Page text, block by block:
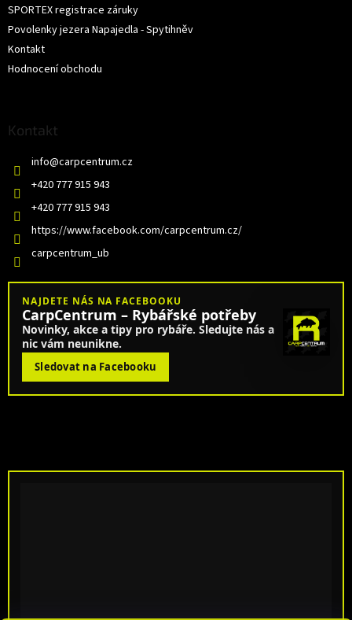
SPORTEX registrace záruky
Povolenky jezera Napajedla - Spytihněv
Kontakt
Hodnocení obchodu
Kontakt
info@carpcentrum.cz
+420 777 915 943
+420 777 915 943
https://www.facebook.com/carpcentrum.cz/
carpcentrum_ub
NAJDETE NÁS NA FACEBOOKU
CarpCentrum – Rybářské potřeby
Novinky, akce a tipy pro rybáře. Sledujte nás a
nic vám neunikne.
Sledovat na Facebooku